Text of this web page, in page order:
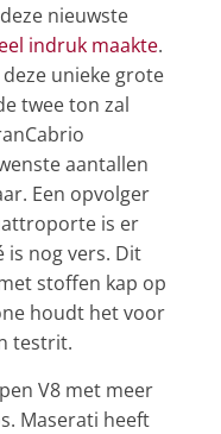
nieuwste
indruk maakte.
unieke grote
twee ton zal
aantallen
Een opvolger
is er
is nog vers. Dit
stoffen kap op
houdt het voor
testrit.
V8 met meer
Maserati heeft